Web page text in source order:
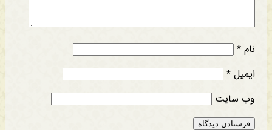
نام *
ایمیل *
وب‌ سایت